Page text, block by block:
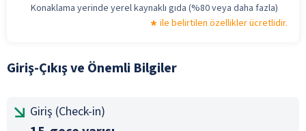
Konaklama yerinde yerel kaynaklı gıda (%80 veya daha fazla)
ile belirtilen özellikler ücretlidir.
Giriş-Çıkış ve Önemli Bilgiler
Giriş (Check-in)